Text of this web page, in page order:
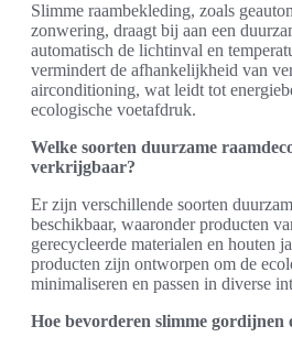
Slimme raambekleding, zoals
zonwering, draagt bij aan een
automatisch de lichtinval en
vermindert de afhankelijkheid van
airconditioning, wat leidt tot
ecologische voetafdruk.
Welke soorten duurzame
verkrijgbaar?
Er zijn verschillende soorten
beschikbaar, waaronder producten
gerecycleerde materialen en houten
producten zijn ontworpen om de
minimaliseren en passen in diverse
Hoe bevorderen slimme gordijnen